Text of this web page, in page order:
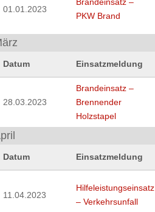
01.01.2023
PKW Brand
Datum Einsatzmeldung
28.03.2023
Brandeinsatz –
Brennender
Holzstapel
Datum Einsatzmeldung
11.04.2023
Hilfeleistungseinsatz
– Verkehrsunfall